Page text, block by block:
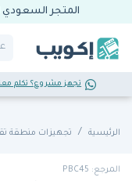
المتجر السعودي
تجهز مشروع؟ تكلم
الرئيسية تجهيزات منطقة
المرجع: PBC45